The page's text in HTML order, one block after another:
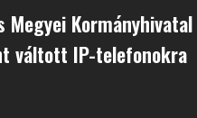
Megyei
váltott IP-telefonokra